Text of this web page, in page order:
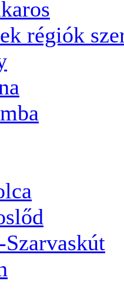
régiók